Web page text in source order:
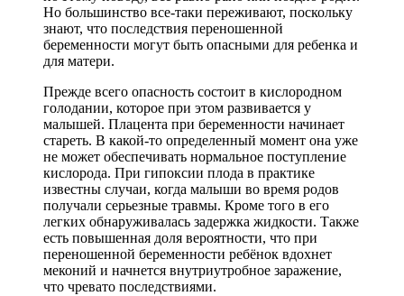
Но большинство все-таки переживают, поскольку
знают, что последствия переношенной
беременности могут быть опасными для ребенка и
для матери.
Прежде всего опасность состоит в кислородном
голодании, которое при этом развивается у
малышей. Плацента при беременности начинает
стареть. В какой-то определенный момент она уже
не может обеспечивать нормальное поступление
кислорода. При гипоксии плода в практике
известны случаи, когда малыши во время родов
получали серьезные травмы. Кроме того в его
легких обнаруживалась задержка жидкости. Также
есть повышенная доля вероятности, что при
переношенной беременности ребёнок вдохнет
меконий и начнется внутриутробное заражение,
что чревато последствиями.